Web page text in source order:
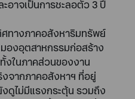
อาจเป็นการชะลอตัว 3 ปี
ทางภาคอสังหาริมทรัพย์
องอุตสาหกรรมก่อสร้าง
ในภาคส่วนของงาน
จากภาคอสังหาฯ ที่อยู่
ดูไม่มีแรงกระตุ้น รวมถึง